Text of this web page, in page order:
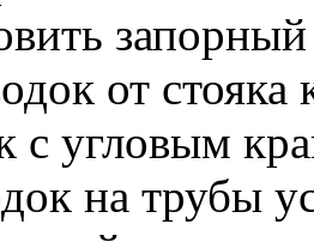
от стояка
с угловым
на трубы